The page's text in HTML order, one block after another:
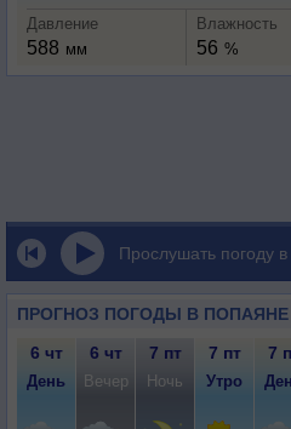
Давление
588 мм
Влажность
56 %
Прослушать погоду
ПРОГНОЗ ПОГОДЫ В ПОПАЯНЕ
6 чт 6 чт 7 пт 7 пт 7
День Вечер Ночь Утро